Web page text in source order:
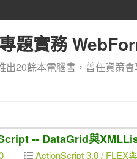
題實務
出20餘本電腦書，曾任資策
-- DataGrid與
ActionScript 3.0 / FLEX